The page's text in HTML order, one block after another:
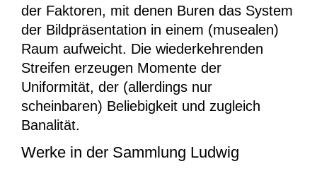
der Faktoren, mit denen Buren das System
der Bildpräsentation in einem (musealen)
Raum aufweicht. Die wiederkehrenden
Streifen erzeugen Momente der
Uniformität, der (allerdings nur
scheinbaren) Beliebigkeit und zugleich
Banalität.
Werke in der Sammlung Ludwig